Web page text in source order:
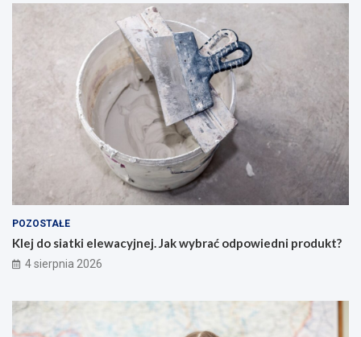
POZOSTAŁE
Klej do siatki elewacyjnej. Jak wybrać odpowiedni produkt?
4 sierpnia 2026